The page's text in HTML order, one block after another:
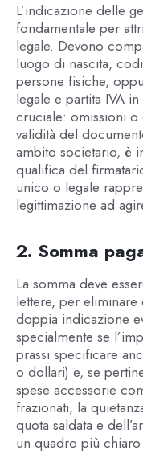
L’indicazione delle
fondamentale per
legale. Devono
luogo di nascita,
persone fisiche,
legale e partita IVA
cruciale: omissioni
validità del
ambito societario, è
qualifica del
unico o legale
legittimazione ad
2. Somma
La somma deve
lettere, per
doppia indicazione
specialmente se
prassi specificare
o dollari) e, se
spese accessorie
frazionati, la
quota saldata e
un quadro più